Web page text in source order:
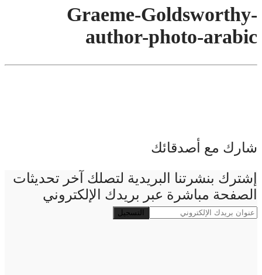
Graeme-Goldsworthy-
author-photo-arabic
شارك مع أصدقائك
إشترك بنشرتنا البريدية لتصلك آخر تحديثات
الصفحة مباشرة عبر بريدك الإلكتروني